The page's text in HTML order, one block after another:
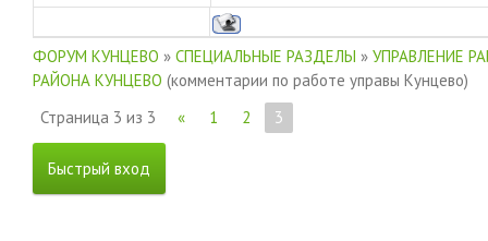
ФОРУМ КУНЦЕВО » СПЕЦИАЛЬНЫЕ РАЗДЕЛЫ » УПРАВЛЕНИЕ
РАЙОНА КУНЦЕВО (комментарии по работе управы Кунцево)
Страница 3 из 3 « 1 2 3